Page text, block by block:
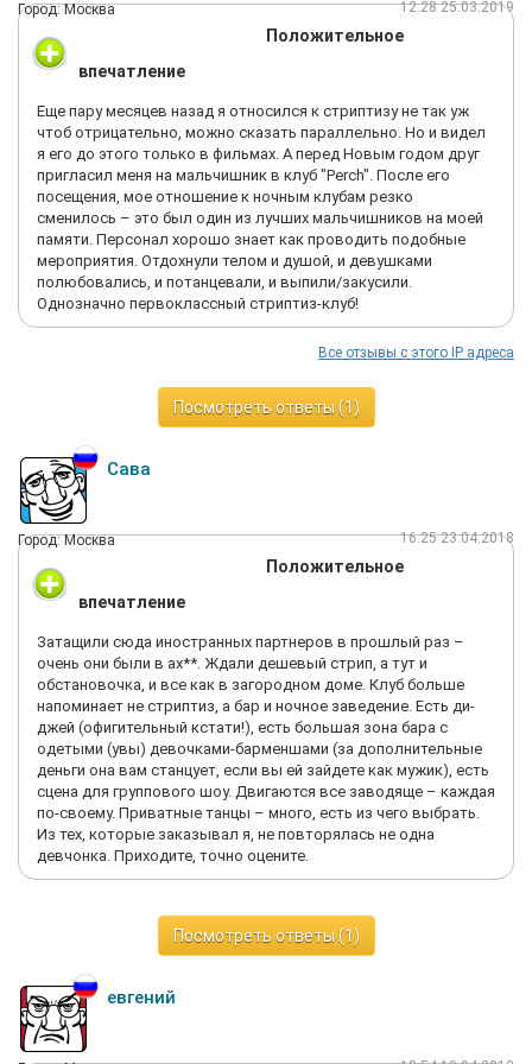
Город: Москва 12:28 25.03.2019
Положительное
впечатление
Еще пару месяцев назад я относился к стриптизу не так уж
чтоб отрицательно, можно сказать параллельно. Но и видел
я его до этого только в фильмах. А перед Новым годом друг
пригласил меня на мальчишник в клуб "Perch". После его
посещения, мое отношение к ночным клубам резко
сменилось – это был один из лучших мальчишников на моей
памяти. Персонал хорошо знает как проводить подобные
мероприятия. Отдохнули телом и душой, и девушками
полюбовались, и потанцевали, и выпили/закусили.
Однозначно первоклассный стриптиз-клуб!
Все отзывы с этого IP адреса
Посмотреть ответы (1)
Сава
Город: Москва 16:25 23.04.2018
Положительное
впечатление
Затащили сюда иностранных партнеров в прошлый раз –
очень они были в ах**. Ждали дешевый стрип, а тут и
обстановочка, и все как в загородном доме. Клуб больше
напоминает не стриптиз, а бар и ночное заведение. Есть ди-
джей (офигительный кстати!), есть большая зона бара с
одетыми (увы) девочками-барменшами (за дополнительные
деньги она вам станцует, если вы ей зайдете как мужик), есть
сцена для группового шоу. Двигаются все заводяще – каждая
по-своему. Приватные танцы – много, есть из чего выбрать.
Из тех, которые заказывал я, не повторялась не одна
девчонка. Приходите, точно оцените.
Посмотреть ответы (1)
евгений